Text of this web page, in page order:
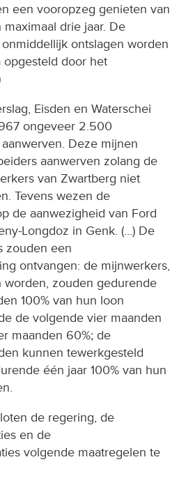
een vooropzeg genieten van
drie jaar. De
ontslagen worden
door het
Eisden en Waterschei
ongeveer 2.500
Deze mijnen
aanwerven zolang de
van Zwartberg niet
Tevens wezen de
de aanwezigheid van Ford
Longdoz in Genk. (...) De
zouden een
ontvangen: de mijnwerkers,
zouden gedurende
100% van hun loon
de volgende vier maanden
maanden 60%; de
kunnen tewerkgesteld
één jaar 100% van hun
de regering, de
en de
volgende maatregelen te